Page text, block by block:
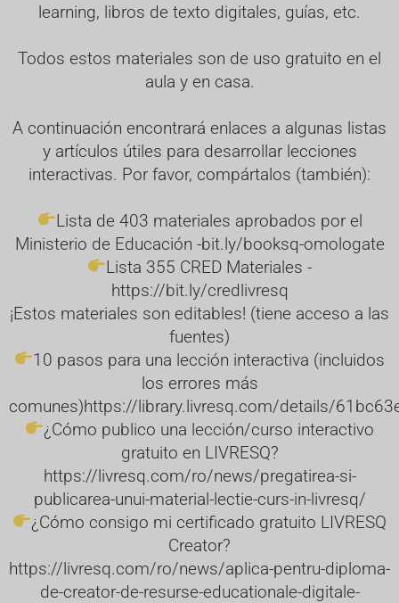
learning, libros de texto digitales, guías, etc.
Todos estos materiales son de uso gratuito en el
aula y en casa.
A continuación encontrará enlaces a algunas listas
y artículos útiles para desarrollar lecciones
interactivas. Por favor, compártalos (también):
Lista de 403 materiales aprobados por el
Ministerio de Educación -bit.ly/booksq-omologate
Lista 355 CRED Materiales -
https://bit.ly/credlivresq
¡Estos materiales son editables! (tiene acceso a las
fuentes)
10 pasos para una lección interactiva (incluidos
los errores más
comunes)https://library.livresq.com/details/
¿Cómo publico una lección/curso interactivo
gratuito en LIVRESQ?
https://livresq.com/ro/news/pregatirea-si-
publicarea-unui-material-lectie-curs-in-livresq/
¿Cómo consigo mi certificado gratuito LIVRESQ
Creator?
https://livresq.com/ro/news/aplica-pentru-diploma-
de-creator-de-resurse-educationale-digitale-